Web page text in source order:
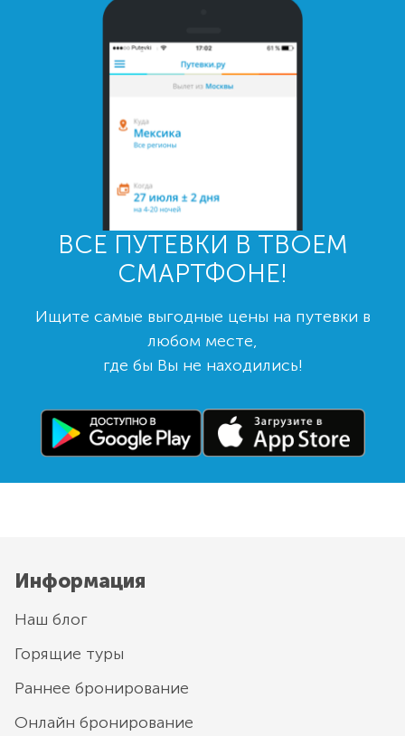
ВСЕ ПУТЕВКИ В ТВОЕМ
СМАРТФОНЕ!
Ищите самые выгодные цены на путевки в
любом месте,
где бы Вы не находились!
Информация
Наш блог
Горящие туры
Раннее бронирование
Онлайн бронирование